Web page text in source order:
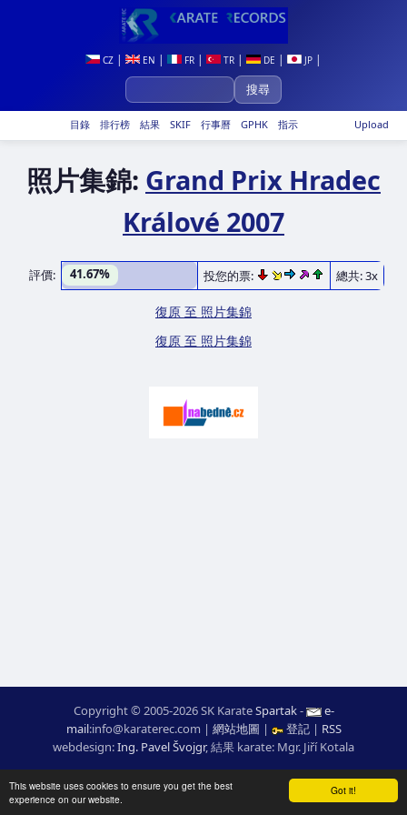
Got it!
This website uses cookies to ensure you get the best
experience on our website.
CZ | EN | FR | TR | DE | JP |
Upload
目錄 排行榜 結果 SKIF 行事曆 GPHK 指示
照片集錦: Grand Prix Hradec
Králové 2007
評價: 41.67% 投您的票: 總共: 3x
復原 至 照片集錦
復原 至 照片集錦
Copyright © 2005-2026 SK KarateSpartak-
e-
mail:moc.ceretarak@ofni | 網站地圖 | 登記 | RSS
webdesign:Ing. Pavel Švojgr,結果 karate: Mgr. Jiří Kotala